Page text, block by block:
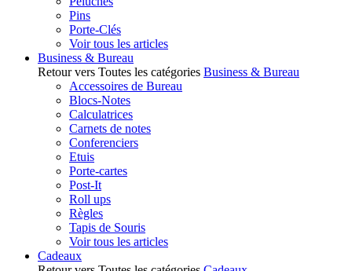
Pins
Porte-Clés
Voir tous les articles
Business & Bureau
Retour vers Toutes les catégories Business & Bureau
Accessoires de Bureau
Blocs-Notes
Calculatrices
Carnets de notes
Conferenciers
Etuis
Porte-cartes
Post-It
Roll ups
Règles
Tapis de Souris
Voir tous les articles
Cadeaux